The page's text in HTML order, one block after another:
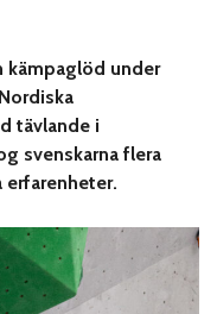
kämpaglöd under
tävlande i
svenskarna flera